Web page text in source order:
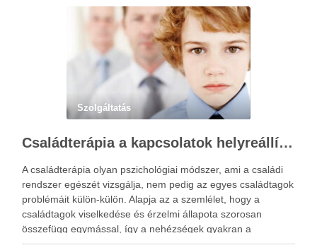
Szolgáltatás
Családterápia a kapcsolatok helyreállításért
A családterápia olyan pszichológiai módszer, ami a családi
rendszer egészét vizsgálja, nem pedig az egyes családtagok
problémáit külön-külön. Alapja az a szemlélet, hogy a
családtagok viselkedése és érzelmi állapota szorosan
összefügg egymással, így a nehézségek gyakran a
kapcsolati mintázatokban gyökereznek. A családterápia